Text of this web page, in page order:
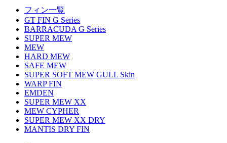
フィン一覧
GT FIN G Series
BARRACUDA G Series
SUPER MEW
MEW
HARD MEW
SAFE MEW
SUPER SOFT MEW GULL Skin
WARP FIN
EMDEN
SUPER MEW XX
MEW CYPHER
SUPER MEW XX DRY
MANTIS DRY FIN